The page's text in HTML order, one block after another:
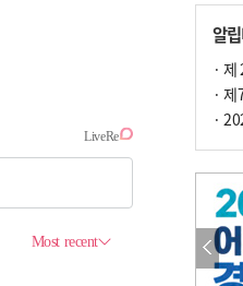
팩트
의
한
알
·
·
·